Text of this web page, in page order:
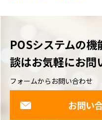
POSシステムの
談はお気軽にお問
フォームからお問い合わせ
お問い